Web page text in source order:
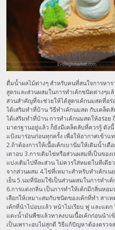
ดื่มน้ำผลไม้ต่างๆ สำหรับคนที่สนใจการหาร
สูตรและส่วนผสมในการทำเค้กชนิดต่างๆแ
ส่วนสำคัญที่จะช่วยให้ได้สูตรเค้กนมสดที่อร่
ได้เสริมทำที่บ้าน วิธีทำเค้กนมสด กับเคล็ด
ได้เสริมทำที่บ้าน การทำเค้กนมสดให้อร่อ
มาตรฐานอยู่แล้ว ก็ยังมีเคล็ดลับที่ควรรู้ ดัง
แป้งมาร่อนก่อนทุกครั้ง เพื่อให้อากาศเข้าแ
2.ถ้าต้องการให้เนื้อเค้กเบานิ่มให้เติมน้ำเ
เตาอบ 3.การเติมไข่หรือส่วนผสมที่เป็นของ
แบ่งเติมไปทีละส่วน ไม่ควรใส่หมดในทีเดี
จากส่วนผสม 4.ไข่ที่เหมาะสำหรับทำเค้กเ
เย็น 5.นมที่นิยมใช้เป็นส่วนผสมในการทำเ
6.การแต่งกลิ่น เป็นการทำให้เค้กมีกลิ่นหอ
เลือกให้เหมาะสมกับชนิดของเค้กที่ทำ สา
เค้กที่นำไปอบแล้ว หน้าไม่เรียบ ฟู และแต
แตะน้ำมันพืชแล้วทาลงบนเนื้อเค้กก่อนนำเ
เป็นเพราะอบไม่สุกดี วิธีแก้ปัญหาต้องตรว